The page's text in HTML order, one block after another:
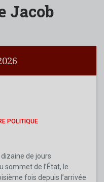
Jacob
POLITIQUE
de jours
sommet de l’État, le
fois depuis l’arrivée